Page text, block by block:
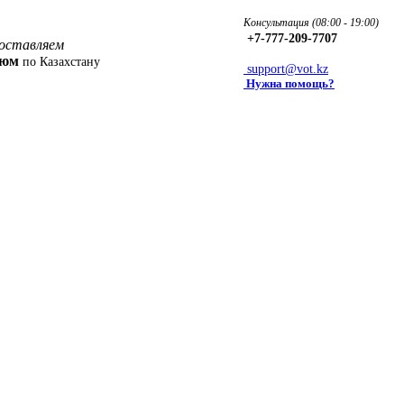
по Казахстану
Консультация (08:00 - 19:00)
+7-777-209-7707
support@vot.kz
Нужна помощь?